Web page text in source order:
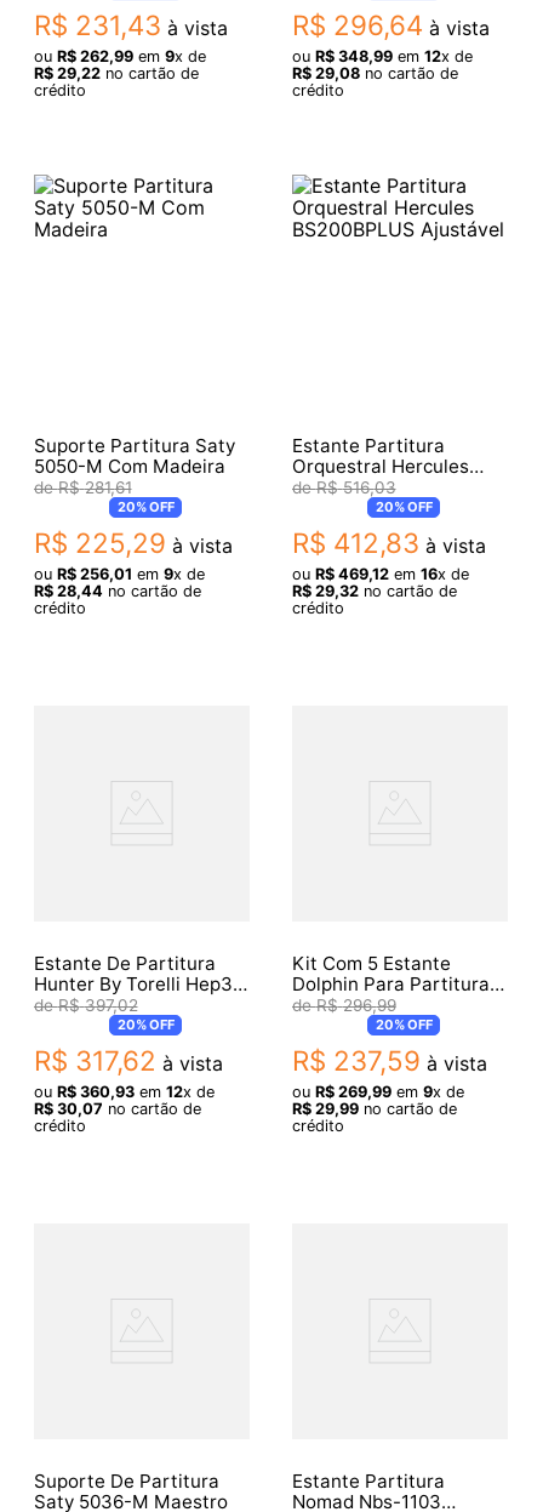
R$ 231,43 à vista
ou R$ 262,99em 9x de
R$ 29,22no cartão de
crédito
R$ 296,64 à vista
ou R$ 348,99em 12x de
R$ 29,08no cartão de
crédito
Suporte Partitura Saty
5050-M Com Madeira
R$ 281,61
20%OFF
R$ 225,29 à vista
ou R$ 256,01 em 9x de
R$ 28,44no cartão de
crédito
Estante Partitura
Orquestral Hercules
BS200BPLUS Ajustável
R$ 516,03
20%OFF
R$ 412,83 à vista
ou R$ 469,12em 16x de
R$ 29,32no cartão de
crédito
Estante De Partitura
Hunter By Torelli Hep30
Madeira
R$ 397,02
20%OFF
R$ 317,62 à vista
ou R$ 360,93em 12x de
R$ 30,07 no cartão de
crédito
Kit Com 5 Estante
Dolphin Para Partitura
Retrátil 6387 Com Bag
R$ 296,99
20%OFF
R$ 237,59 à vista
ou R$ 269,99em 9x de
R$ 29,99no cartão de
crédito
Suporte De Partitura
Saty 5036-M Maestro
Estante Partitura
Nomad Nbs-1103